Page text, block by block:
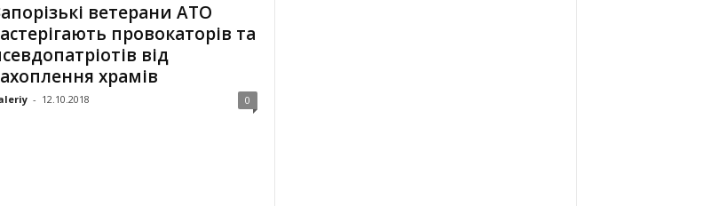
ветерани АТО
провокаторів та
від
храмів
- 12.10.2018 0